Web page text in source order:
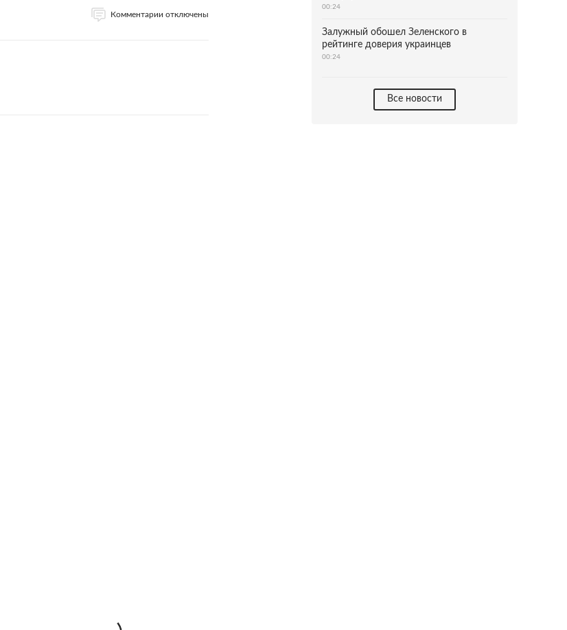
Комментарии отключены
00:24
Залужный обошел Зеленского в
рейтинге доверия украинцев
00:24
Все новости